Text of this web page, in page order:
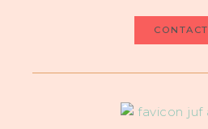
CONTACT